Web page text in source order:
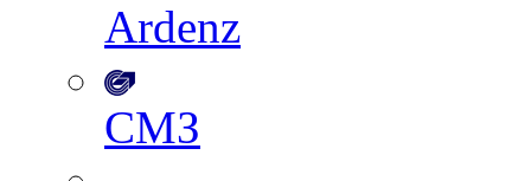
Ardenz
СМЗ